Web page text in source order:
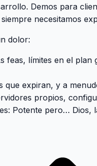
. Demos para
necesitamos
dolor:
feas, límites en el
que expiran, y a
propios,
: Potente pero… Dios,